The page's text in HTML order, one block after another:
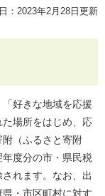
：2023年2月28日更新
好きな地域を応援
場所をはじめ、応
（ふるさと寄附
度分の市・県民税
れます。なお、出
・市区町村に対す